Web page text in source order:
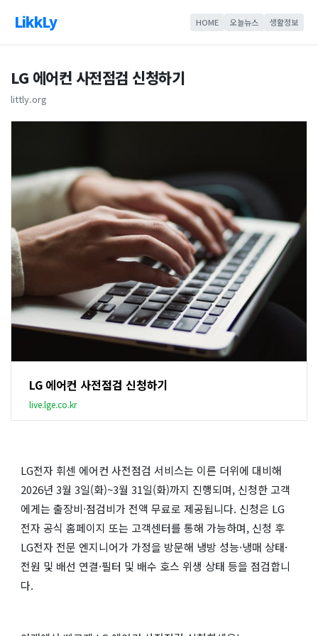
LikkLy HOME 오늘뉴스 생활정보
LG 에어컨 사전점검 신청하기
littly.org
LG 에어컨 사전점검 신청하기
live.lge.co.kr
LG전자 휘센 에어컨 사전점검 서비스는 이른 더위에 대비해
2026년 3월 3일(화)~3월 31일(화)까지 진행되며, 신청한 고객
에게는 출장비·점검비가 전액 무료로 제공됩니다. 신청은 LG
전자 공식 홈페이지 또는 고객센터를 통해 가능하며, 신청 후
LG전자 전문 엔지니어가 가정을 방문해 냉방 성능·냉매 상태·
전원 및 배선 연결·필터 및 배수 호스 위생 상태 등을 점검합니
다.